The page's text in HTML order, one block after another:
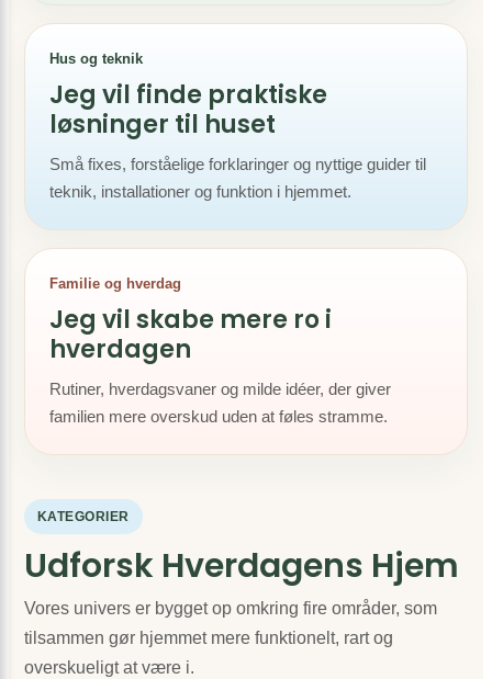
Hus og teknik
Jeg vil finde praktiske
løsninger til huset
Små fixes, forståelige forklaringer og nyttige guider til
teknik, installationer og funktion i hjemmet.
Familie og hverdag
Jeg vil skabe mere ro i
hverdagen
Rutiner, hverdagsvaner og milde idéer, der giver
familien mere overskud uden at føles stramme.
KATEGORIER
Udforsk Hverdagens Hjem
Vores univers er bygget op omkring fire områder, som
tilsammen gør hjemmet mere funktionelt, rart og
overskueligt at være i.